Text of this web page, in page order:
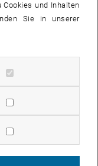
architektonischer
einer Bibliothek neu
welche Wirkung diese
im 21.
von der
sie als
und Inhalten
Sie in unserer
zulassen
Cookies zulassen
zulassen